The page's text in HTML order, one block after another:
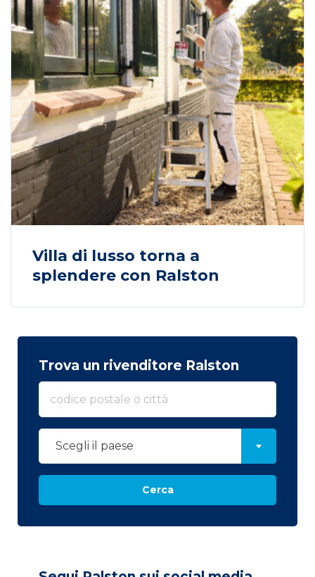
Villa di lusso torna a
splendere con Ralston
Trova un rivenditore Ralston
Scegli il paese
Cerca